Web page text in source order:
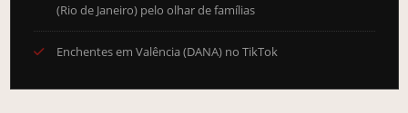
(Rio de Janeiro) pelo olhar de famílias
Enchentes em Valência (DANA) no TikTok